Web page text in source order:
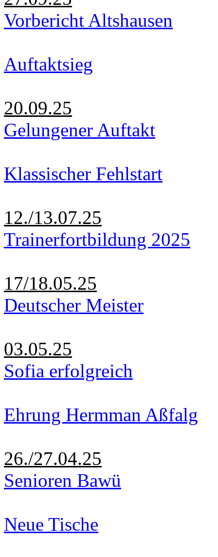
Vorbericht Altshausen
Auftaktsieg
20.09.25
Gelungener Auftakt
Klassischer Fehlstart
12./13.07.25
Trainerfortbildung 2025
17/18.05.25
Deutscher Meister
03.05.25
Sofia erfolgreich
Ehrung Hermman Aßfalg
26./27.04.25
Senioren Bawü
Neue Tische